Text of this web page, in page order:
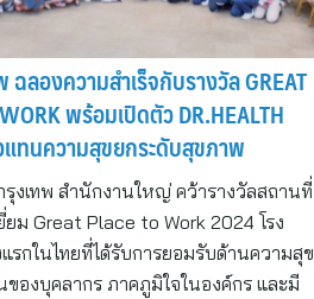
ลองความสำเร็จกับรางวัล GREAT
พร้อมเปิดตัว DR.HEALTH
แทนความสุขยกระดับสุขภาพ
รุงเทพ สำนักงานใหญ่ คว้ารางวัลสถานที่
ยม Great Place to Work 2024 โรง
รกในไทยที่ได้รับการยอมรับด้านความสุข
ของบุคลากร ภาคภูมิใจในองค์กร และมี